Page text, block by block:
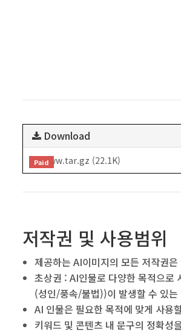
Download
Paid
www.tar.gz (22.1K)
저작권 및 사용범위
제공하는 AI이미지의 모든 저작권
초상권 : AI인물로 다양한 목적으
(성인/풍속/불법))이 발생할 수 있
AI 인물은 필요한 목적에 맞게 사용
키워드 및 콘텐츠 내 문구의 정확성